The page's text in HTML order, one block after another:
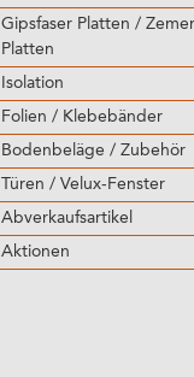
Gipsfaser Platten /
Platten
Isolation
Folien / Klebebänder
Bodenbeläge / Zubehör
Türen / Velux-Fenster
Abverkaufsartikel
Aktionen